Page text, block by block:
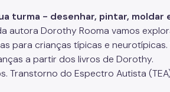
turma - desenhar, pintar,
autora Dorothy Rooma vamos
para crianças típicas e
a partir dos livros de Dorothy.
Transtorno do Espectro Autista